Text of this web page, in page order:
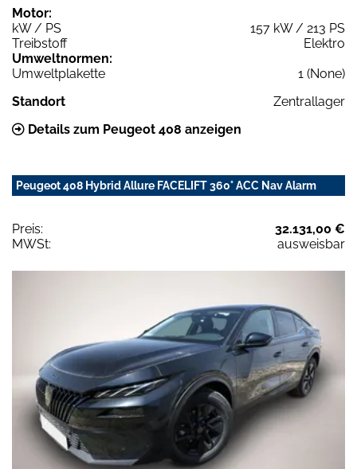
Motor:
kW / PS
157 kW / 213 PS
Treibstoff
Elektro
Umweltnormen:
Umweltplakette
1 (None)
Standort
Zentrallager
Details zum Peugeot 408 anzeigen
Peugeot 408 Hybrid Allure FACELIFT 360° ACC Nav Alarm
Preis:
32.131,00 €
MWSt:
ausweisbar